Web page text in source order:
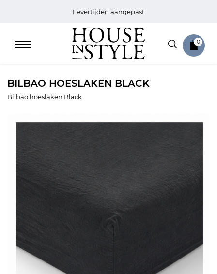
Levertijden aangepast
0
Sale
BILBAO HOESLAKEN BLACK
Bilbao hoeslaken Black